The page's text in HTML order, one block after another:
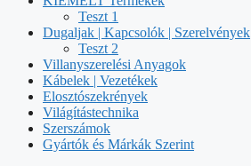
Teszt 1
Dugaljak | Kapcsolók | Szerelvények
Teszt 2
Villanyszerelési Anyagok
Kábelek | Vezetékek
Elosztószekrények
Világítástechnika
Szerszámok
Gyártók és Márkák Szerint